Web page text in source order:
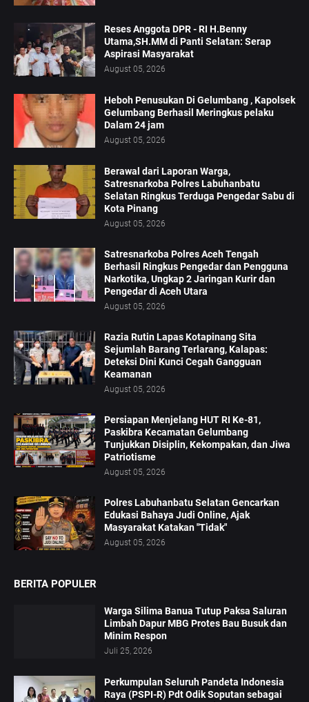
Reses Anggota DPR - RI H.Benny
Utama,SH.MM di Panti Selatan: Serap
Aspirasi Masyarakat
August 05, 2026
Heboh Penusukan Di Gelumbang , Kapolsek
Gelumbang Berhasil Meringkus pelaku
Dalam 24 jam
August 05, 2026
Berawal dari Laporan Warga,
Satresnarkoba Polres Labuhanbatu
Selatan Ringkus Terduga Pengedar Sabu di
Kota Pinang
August 05, 2026
Satresnarkoba Polres Aceh Tengah
Berhasil Ringkus Pengedar dan Pengguna
Narkotika, Ungkap 2 Jaringan Kurir dan
Pengedar di Aceh Utara
August 05, 2026
Razia Rutin Lapas Kotapinang Sita
Sejumlah Barang Terlarang, Kalapas:
Deteksi Dini Kunci Cegah Gangguan
Keamanan
August 05, 2026
‎Persiapan Menjelang HUT RI Ke-81,
Paskibra Kecamatan Gelumbang
Tunjukkan Disiplin, Kekompakan, dan Jiwa
Patriotisme
August 05, 2026
Polres Labuhanbatu Selatan Gencarkan
Edukasi Bahaya Judi Online, Ajak
Masyarakat Katakan "Tidak"
August 05, 2026
BERITA POPULER
Warga Silima Banua Tutup Paksa Saluran
Limbah Dapur MBG Protes Bau Busuk dan
Minim Respon
Juli 25, 2026
Perkumpulan Seluruh Pandeta Indonesia
Raya (PSPI-R) Pdt Odik Soputan sebagai